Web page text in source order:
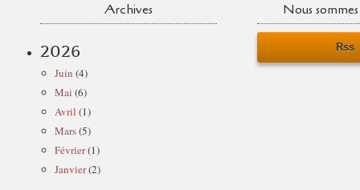
Archives
2026
Juin (4)
Mai (6)
Avril (1)
Mars(5)
Février(1)
Janvier(2)
Nous
Rss